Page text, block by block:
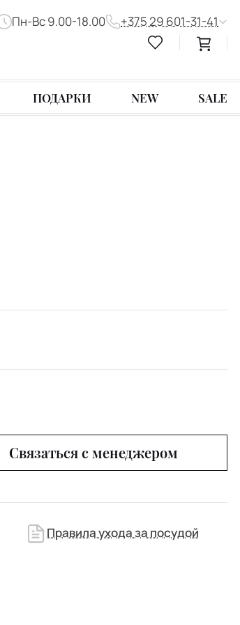
Пн-Вс 9.00-18.00 +375 29 601-31-41
ПОДАРКИ NEW SALE
Связаться с менеджером
Правила ухода за посудой